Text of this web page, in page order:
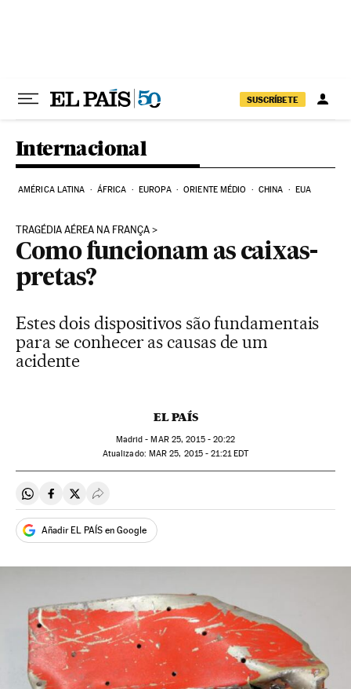
SUSCRÍBETE
Internacional
AMÉRICA LATINA ÁFRICA EUROPA ORIENTE MÉDIO CHINA EUA
TRAGÉDIA AÉREA NA FRANÇA
Como funcionam as caixas-
pretas?
Estes dois dispositivos são fundamentais
para se conhecer as causas de um
acidente
EL PAÍS
Madrid -MAR25, 2015 - 20:22
atualizado: MAR 25, 2015 - 21:21EDT
Compartir en Whatsapp
Compartir en Facebook
Compartir en Twitter
Desplegar Redes Sociales
Añadir EL PAÍS en Google